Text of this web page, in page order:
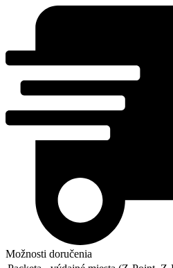
Možnosti doručenia